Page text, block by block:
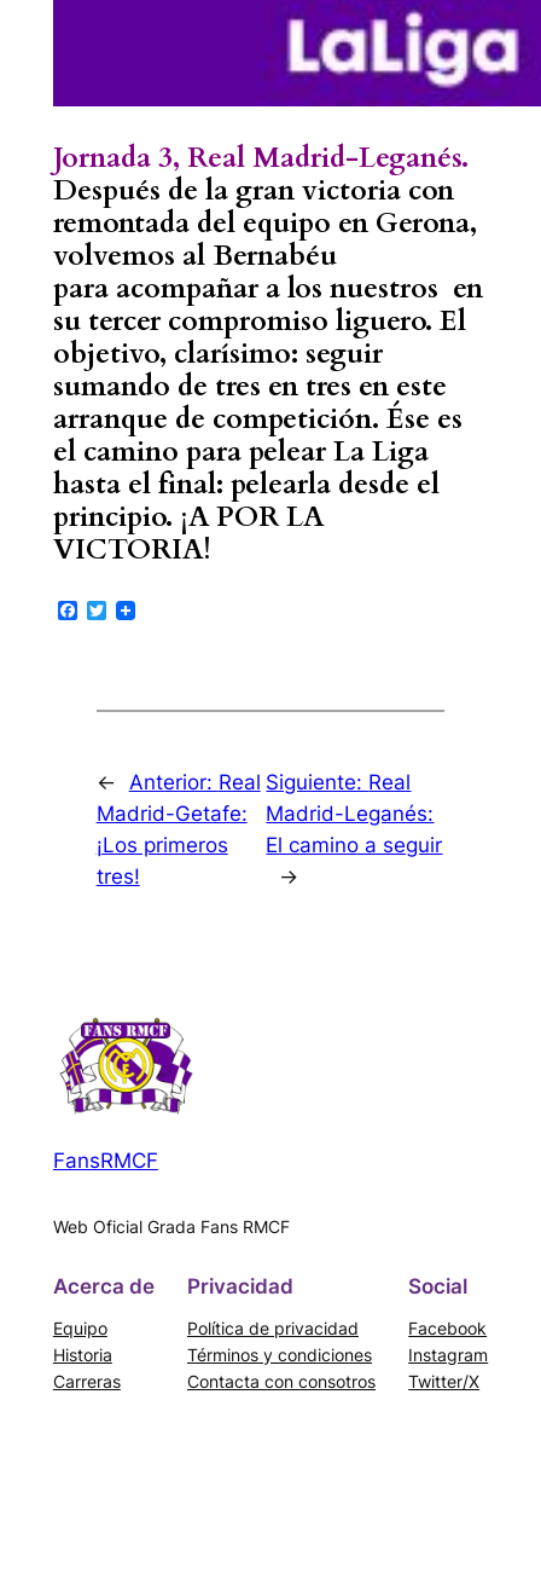
Jornada 3, Real Madrid-Leganés.
Después de la gran victoria con
remontada del equipo en Gerona,
volvemos al Bernabéu
para acompañar a los nuestros en
su tercer compromiso liguero. El
objetivo, clarísimo: seguir
sumando de tres en tres en este
arranque de competición. Ése es
el camino para pelear La Liga
hasta el final: pelearla desde el
principio. ¡A POR LA
VICTORIA!
Facebook
Twitter
← Anterior: Real
Madrid-Getafe:
¡Los primeros
tres!
Siguiente: Real
Madrid-Leganés:
El camino a seguir
→
FansRMCF
Web Oficial Grada Fans RMCF
Acerca de
Equipo
Historia
Carreras
Privacidad
Política de privacidad
Términos y condiciones
Contacta con consotros
Social
Facebook
Instagram
Twitter/X